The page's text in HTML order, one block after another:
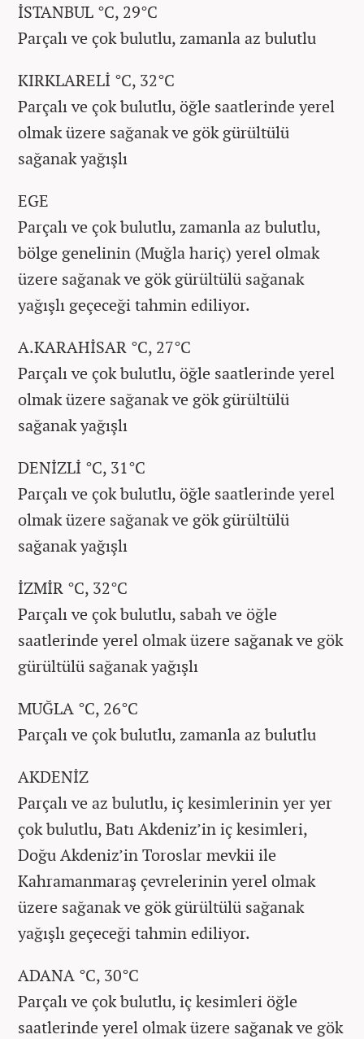
İSTANBUL °C, 29°C
Parçalı ve çok bulutlu, zamanla az bulutlu
KIRKLARELİ °C, 32°C
Parçalı ve çok bulutlu, öğle saatlerinde yerel
olmak üzere sağanak ve gök gürültülü
sağanak yağışlı
EGE
Parçalı ve çok bulutlu, zamanla az bulutlu,
bölge genelinin (Muğla hariç) yerel olmak
üzere sağanak ve gök gürültülü sağanak
yağışlı geçeceği tahmin ediliyor.
A.KARAHİSAR °C, 27°C
Parçalı ve çok bulutlu, öğle saatlerinde yerel
olmak üzere sağanak ve gök gürültülü
sağanak yağışlı
DENİZLİ °C, 31°C
Parçalı ve çok bulutlu, öğle saatlerinde yerel
olmak üzere sağanak ve gök gürültülü
sağanak yağışlı
İZMİR °C, 32°C
Parçalı ve çok bulutlu, sabah ve öğle
saatlerinde yerel olmak üzere sağanak ve gök
gürültülü sağanak yağışlı
MUĞLA °C, 26°C
Parçalı ve çok bulutlu, zamanla az bulutlu
AKDENİZ
Parçalı ve az bulutlu, iç kesimlerinin yer yer
çok bulutlu, Batı Akdeniz’in iç kesimleri,
Doğu Akdeniz’in Toroslar mevkii ile
Kahramanmaraş çevrelerinin yerel olmak
üzere sağanak ve gök gürültülü sağanak
yağışlı geçeceği tahmin ediliyor.
ADANA °C, 30°C
Parçalı ve çok bulutlu, iç kesimleri öğle
saatlerinde yerel olmak üzere sağanak ve gök